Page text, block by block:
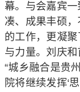
幕。与会嘉宾
凑、成果丰硕
的工作，更凝
与力量。刘庆和
“城乡融合是贵
院将继续发挥‘